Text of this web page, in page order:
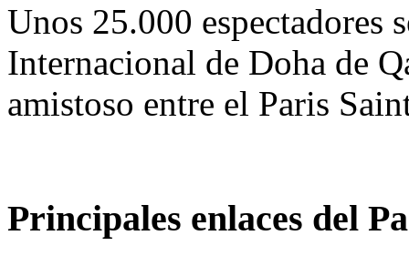
Unos 25.000 espectadores
Internacional de Doha de
amistoso entre el Paris
Principales enlaces del